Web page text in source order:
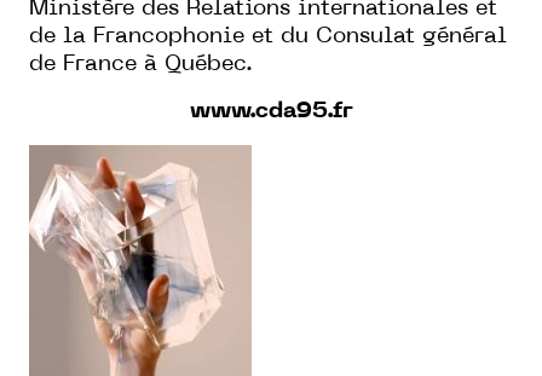
Ministère des Relations internationales et
de la Francophonie et du Consulat général
de France à Québec.
www.cda95.fr